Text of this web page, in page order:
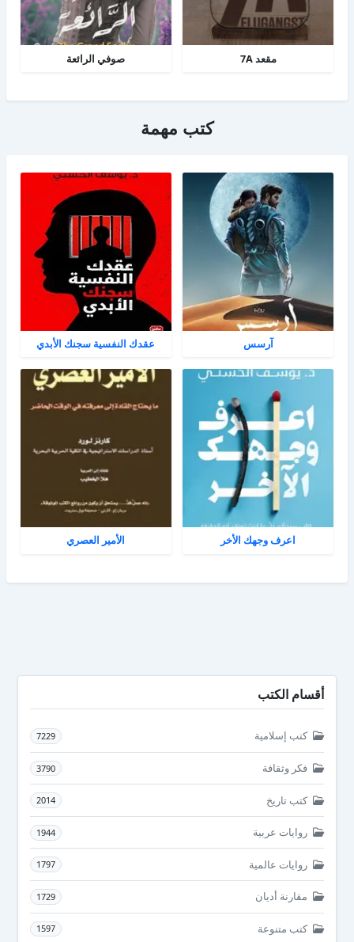
مقعد 7A صوفي الرائعة
كتب مهمة
آرسس عقدك النفسية سجنك الأبدي
اعرف وجهك الأخر الأمير العصري
أقسام الكتب
كتب إسلامية 7229
فكر وثقافة 3790
كتب تاريخ 2014
روايات عربية 1944
روايات عالمية 1797
مقارنة أديان 1729
كتب متنوعة 1597